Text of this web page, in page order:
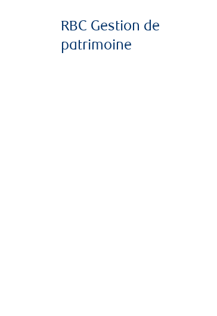
RBC Gestion de
patrimoine